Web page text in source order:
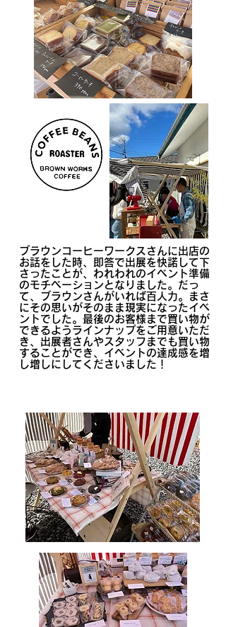
ブラウンコーヒーワークスさんに出店の
お話をした時、即答で出展を快諾して下
さったことが、われわれのイベント準備
のモチベーションとなりました。だっ
て、ブラウンさんがいれば百人力。まさ
にその思いがそのまま現実になったイベ
ントでした。最後のお客様まで買い物が
できるようラインナップをご用意いただ
き、出展者さんやスタッフまでも買い物
することができ、イベントの達成感を増
し増しにしてくださいました！